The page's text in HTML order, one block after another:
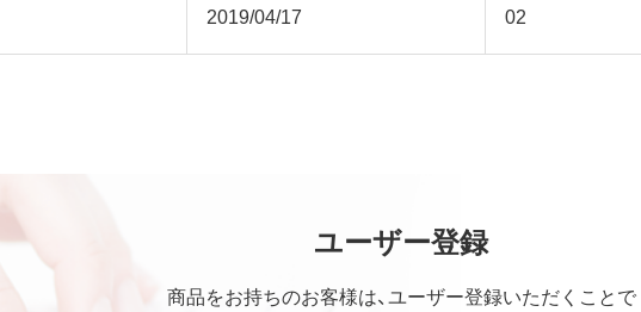
2019/04/17 02
ユーザー登録
商品をお持ちのお客様は、ユーザー登録いただくことで